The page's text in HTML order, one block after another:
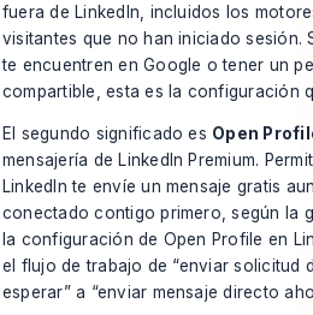
fuera de LinkedIn, incluidos los
visitantes que no han iniciado sesión.
te encuentren en Google o tener un
compartible, esta es la configuración
El segundo significado es Open
mensajería de LinkedIn Premium.
LinkedIn te envíe un mensaje gratis
conectado contigo primero, según la
la configuración de Open Profile en
el flujo de trabajo de “enviar solicitud
esperar” a “enviar mensaje directo